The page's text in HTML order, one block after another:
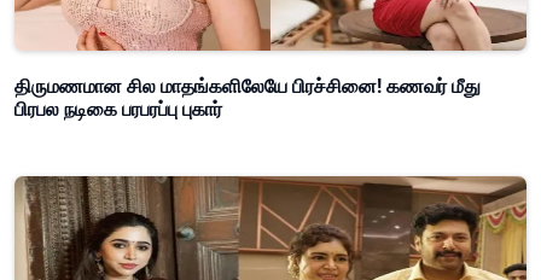
திருமணமான சில மாதங்களிலேயே பிரச்சினை! கணவர் மீது
பிரபல நடிகை பரபரப்பு புகார்